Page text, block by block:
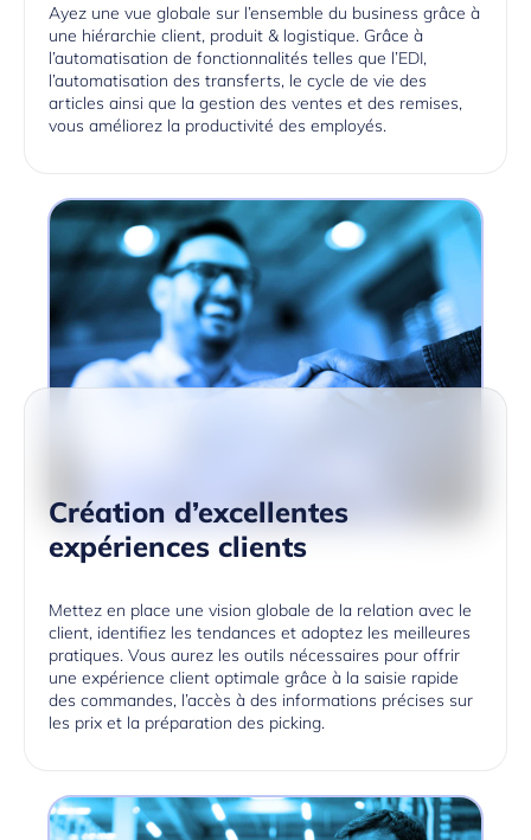
Ayez une vue globale sur l’ensemble du business grâce à
une hiérarchie client, produit & logistique. Grâce à
l’automatisation de fonctionnalités telles que l’EDI,
l’automatisation des transferts, le cycle de vie des
articles ainsi que la gestion des ventes et des remises,
vous améliorez la productivité des employés.
Création d’excellentes
expériences clients
Mettez en place une vision globale de la relation avec le
client, identifiez les tendances et adoptez les meilleures
pratiques. Vous aurez les outils nécessaires pour offrir
une expérience client optimale grâce à la saisie rapide
des commandes, l’accès à des informations précises sur
les prix et la préparation des picking.